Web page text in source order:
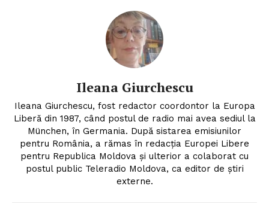
Ileana Giurchescu
Ileana Giurchescu, fost redactor coordontor la Europa
Liberă din 1987, când postul de radio mai avea sediul la
München, în Germania. După sistarea emisiunilor
pentru România, a rămas în redacția Europei Libere
pentru Republica Moldova și ulterior a colaborat cu
postul public Teleradio Moldova, ca editor de știri
externe.